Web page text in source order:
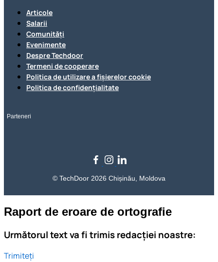
Articole
Salarii
Comunități
Evenimente
Despre Techdoor
Termeni de cooperare
Politica de utilizare a fișierelor cookie
Politica de confidențialitate
Parteneri
© TechDoor 2026 Chișinău, Moldova
Raport de eroare de ortografie
Următorul text va fi trimis redacției noastre:
Trimiteți